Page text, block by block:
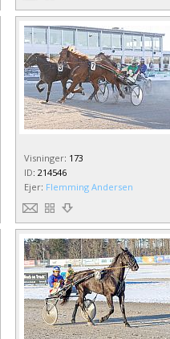
Visninger: 173
ID: 214546
Ejer: Flemming Andersen